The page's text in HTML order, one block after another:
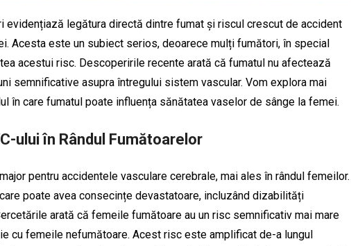
evidențiază legătura directă dintre fumat și riscul crescut de accident
Acesta este un subiect serios, deoarece mulți fumători, în special
acestui risc. Descoperirile recente arată că fumatul nu afectează
semnificative asupra întregului sistem vascular. Vom explora mai
în care fumatul poate influența sănătatea vaselor de sânge la femei.
ului în Rândul Fumătoarelor
pentru accidentele vasculare cerebrale, mai ales în rândul femeilor.
poate avea consecințe devastatoare, incluzând dizabilități
arată că femeile fumătoare au un risc semnificativ mai mare
cu femeile nefumătoare. Acest risc este amplificat de-a lungul